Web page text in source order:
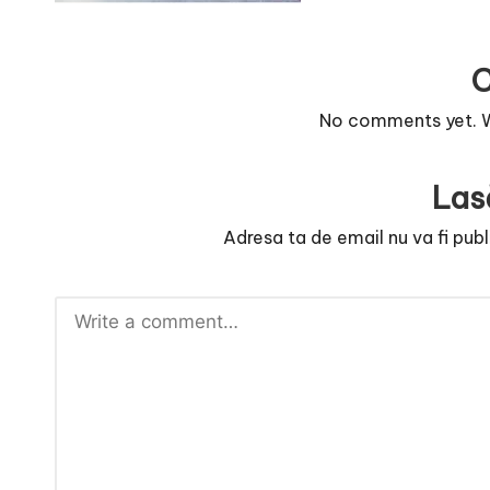
O
No comments yet.
Adresa ta de email nu va fi